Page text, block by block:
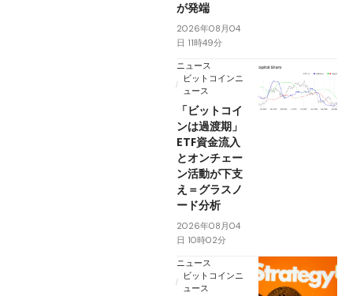
が発端
2026年08月04
日 11時49分
ニュース
ビットコインニ
ュース
「ビットコイ
ンは過渡期」
ETF資金流入
とオンチェー
ン活動が下支
え＝グラスノ
ード分析
2026年08月04
日 10時02分
ニュース
ビットコインニ
ュース